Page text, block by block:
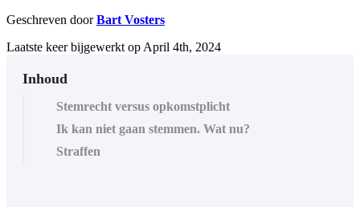
Geschreven doorBart Vosters
Laatste keer bijgewerkt op April 4th, 2024
Inhoud
Stemrecht versus opkomstplicht
Ik kan niet gaan stemmen. Wat nu?
Straffen